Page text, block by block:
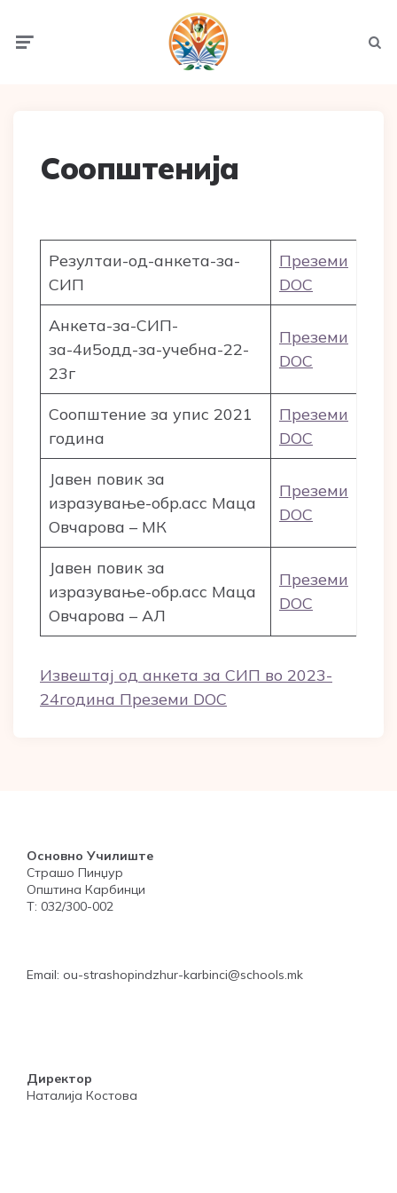
Соопштенија
Резултаи-од-анкета-за-
СИП
Преземи
DOC
Анкета-за-СИП-
за-4и5одд-за-учебна-22-
23г
Преземи
DOC
Соопштение за упис 2021
година
Преземи
DOC
Јавен повик за
изразување-обр.асс Маца
Овчарова – МК
Преземи
DOC
Јавен повик за
изразување-обр.асс Маца
Овчарова – АЛ
Преземи
DOC
Извештај од анкета за СИП во 2023-
24година Преземи DOC
Основно Училиште
Страшо Пинџур
Општина Карбинци
Т: 032/300-002
Email: ou-strashopindzhur-karbinci@schools.mk
Директор
Наталија Костова